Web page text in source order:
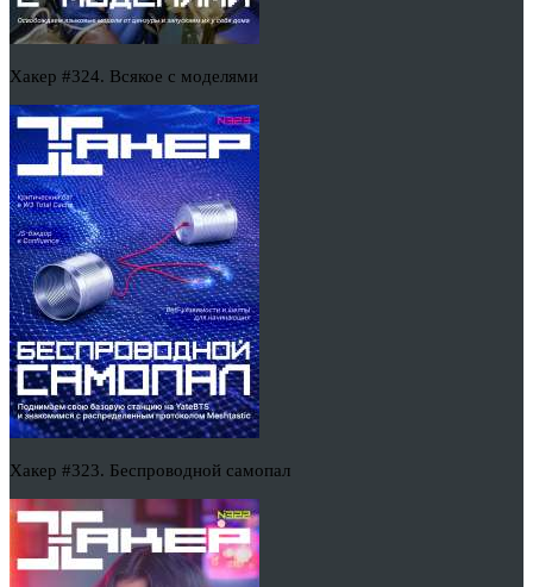
Хакер #324. Всякое с моделями
Хакер #323. Беспроводной самопал